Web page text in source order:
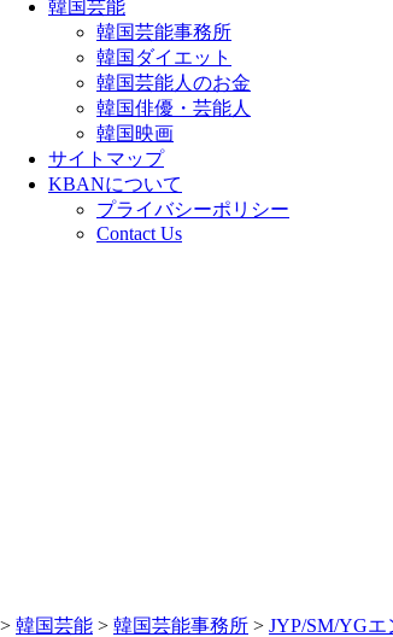
韓国芸能
韓国芸能事務所
韓国ダイエット
韓国芸能人のお金
韓国俳優・芸能人
韓国映画
サイトマップ
KBANについて
プライバシーポリシー
Contact Us
> 韓国芸能 > 韓国芸能事務所 > JYP/SM/YG